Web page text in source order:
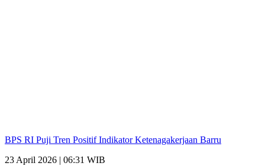
BPS RI Puji Tren Positif Indikator Ketenagakerjaan Barru
23 April 2026 | 06:31 WIB